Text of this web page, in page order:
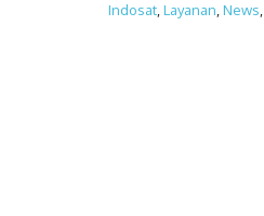
Indosat,Layanan,News,